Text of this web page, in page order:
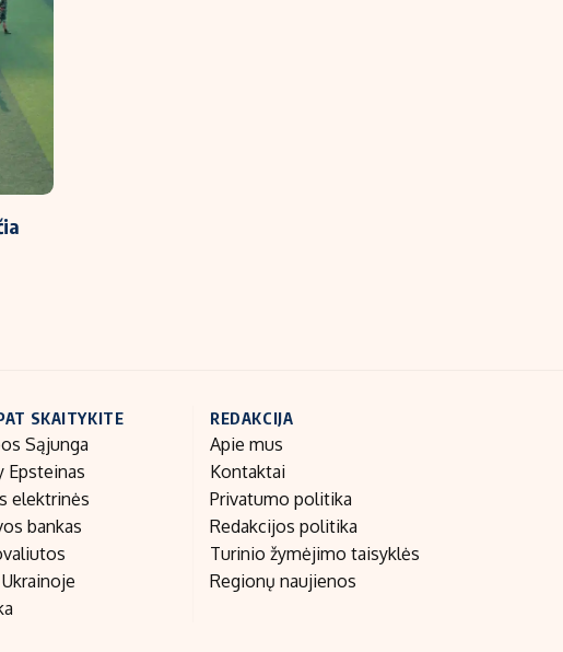
skaičiuoklė
finansai
naujienos
SKAITYKITE
Sąjunga
Epsteinas
elektrinės
bankas
REDAKCIJA
Apie mus
Kontaktai
Privatumo politika
Redakcijos politika
Turinio žymėjimo taisyklės
Regionų naujienos